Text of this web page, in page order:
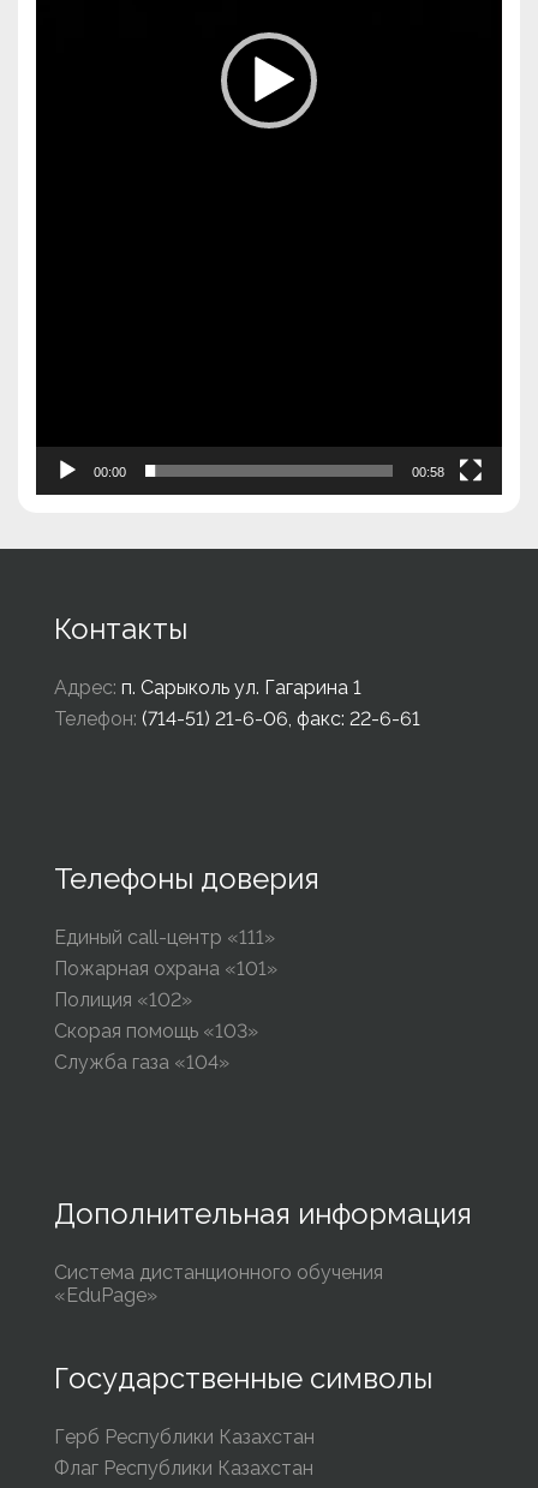
00:00 00:58
Контакты
Адрес: п. Сарыколь ул. Гагарина 1
Телефон: (714-51) 21-6-06, факс: 22-6-61
Телефоны доверия
Единый call-центр «111»
Пожарная охрана «101»
Полиция «102»
Скорая помощь «103»
Служба газа «104»
Дополнительная информация
Система дистанционного обучения
«EduPage»
Государственные символы
Герб Республики Казахстан
Флаг Республики Казахстан